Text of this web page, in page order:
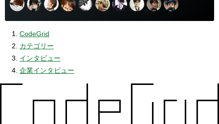
CodeGrid
カテゴリー
インタビュー
企業インタビュー